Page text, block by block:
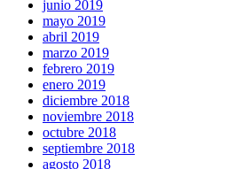
junio 2019
mayo 2019
abril 2019
marzo 2019
febrero 2019
enero 2019
diciembre 2018
noviembre 2018
octubre 2018
septiembre 2018
agosto 2018